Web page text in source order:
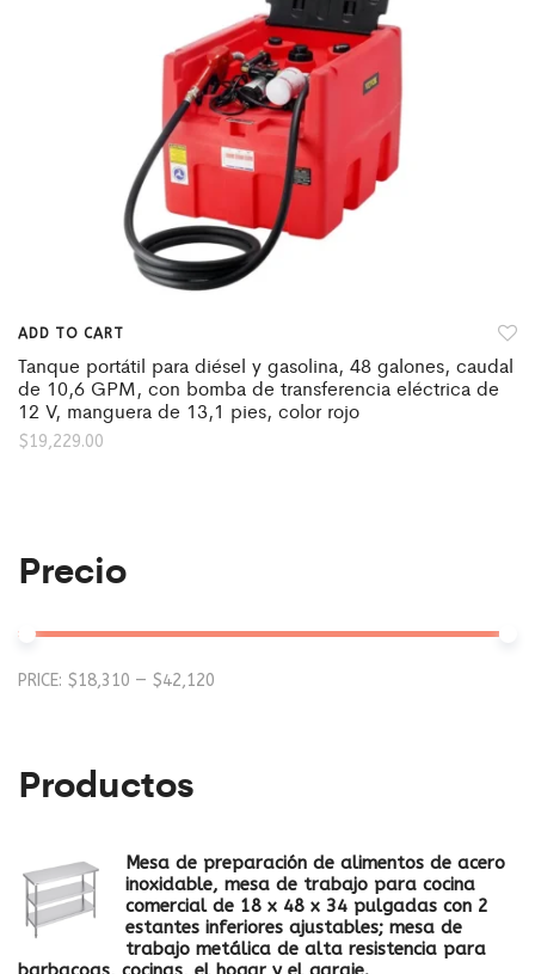
ADD TO CART
Tanque portátil para diésel y gasolina, 48 galones, caudal
de 10,6 GPM, con bomba de transferencia eléctrica de
12 V, manguera de 13,1 pies, color rojo
$19,229.00
Precio
PRICE: $18,310 — $42,120
Productos
Mesa de preparación de alimentos de acero
inoxidable, mesa de trabajo para cocina
comercial de 18 x 48 x 34 pulgadas con 2
estantes inferiores ajustables; mesa de
trabajo metálica de alta resistencia para